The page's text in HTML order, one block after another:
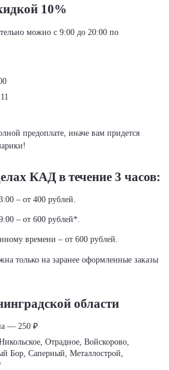
10%
можно с 9:00 до 20:00 по
предоплате, иначе вам придется
КАД в течение 3 часов:
– от 400 рублей.
– от 600 рублей*.
времени – от 600 рублей.
только на заранее оформленные заказы
области
— 250 ₽
Отрадное, Войскорово,
Бор, Саперный, Металлострой,